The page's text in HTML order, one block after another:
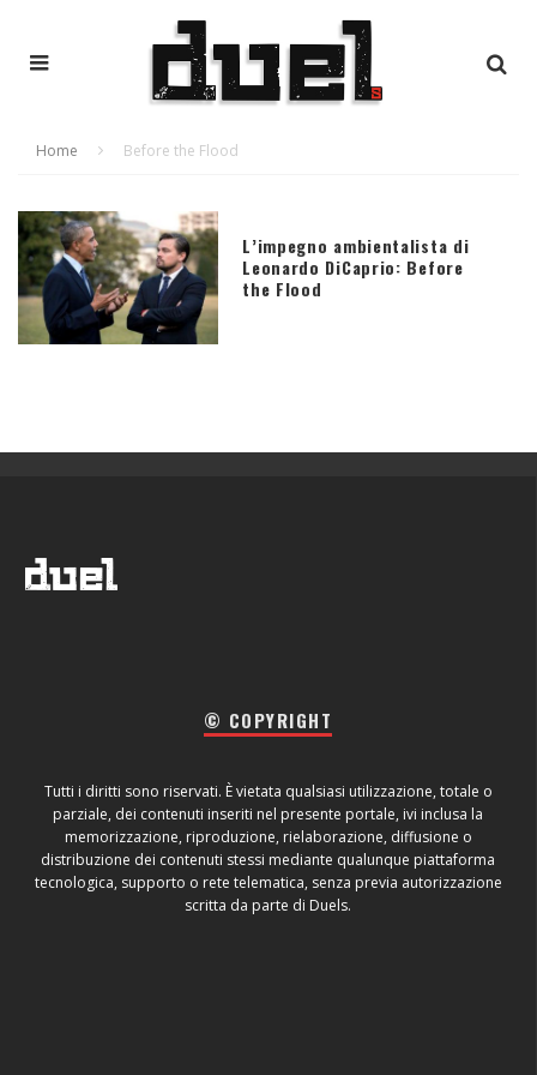
Home Before the Flood
L’impegno ambientalista di
Leonardo DiCaprio: Before
the Flood
© COPYRIGHT
Tutti i diritti sono riservati. È vietata qualsiasi utilizzazione, totale o
parziale, dei contenuti inseriti nel presente portale, ivi inclusa la
memorizzazione, riproduzione, rielaborazione, diffusione o
distribuzione dei contenuti stessi mediante qualunque piattaforma
tecnologica, supporto o rete telematica, senza previa autorizzazione
scritta da parte di Duels.